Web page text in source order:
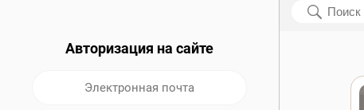
Авторизация на сайте